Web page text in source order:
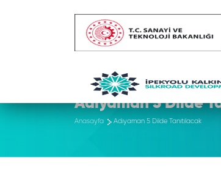
Adıyaman 5 Dilde
Anasayfa Adıyaman 5 Dilde Tanıtılacak